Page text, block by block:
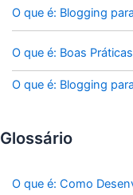
O que é: Blogging
O que é: Boas
O que é: Blogging
Glossário
O que é: Como